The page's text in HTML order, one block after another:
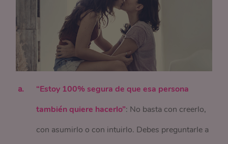
“Estoy 100% segura de que esa persona
también quiere hacerlo”: No basta con creerlo,
con asumirlo o con intuirlo. Debes preguntarle a